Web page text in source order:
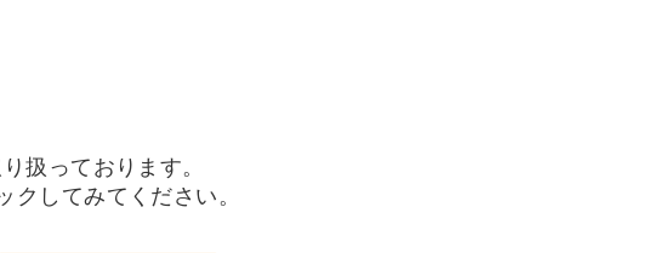
扱っております。
してみてください。